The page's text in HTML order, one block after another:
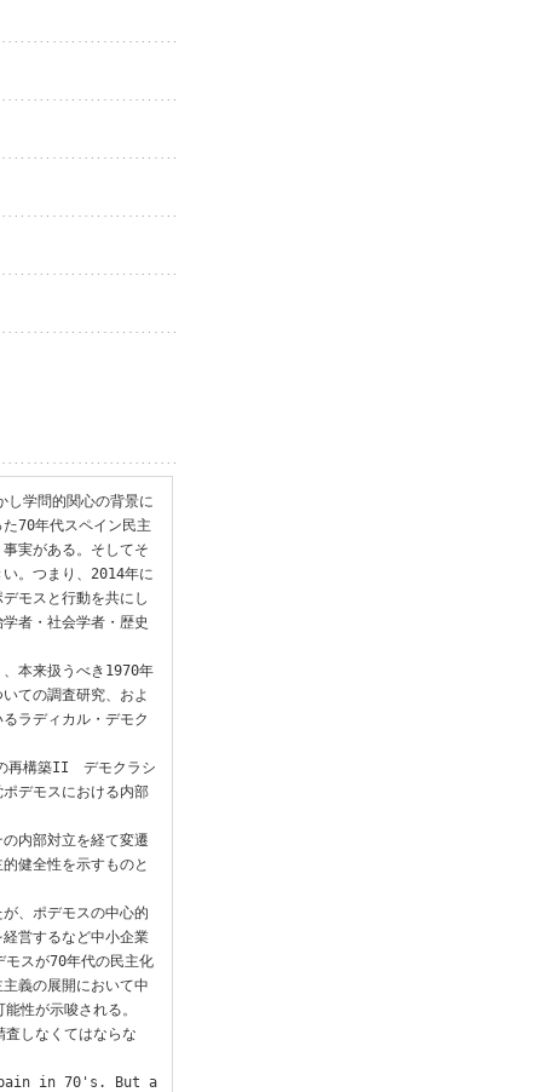
し学問的関心の背景に
70年代スペイン民主
実がある。そしてそ
。つまり、2014年に
モスと行動を共にし
者・社会学者・歴史
本来扱うべき1970年
ての調査研究、およ
ラディカル・デモク
再構築II　デモクラシ
デモスにおける内部
内部対立を経て変遷
健全性を示すものと
、ポデモスの中心的
営するなど中小企業
モスが70年代の民主化
義の展開において中
性が示唆される。
しなくてはならな
in 70's. But a